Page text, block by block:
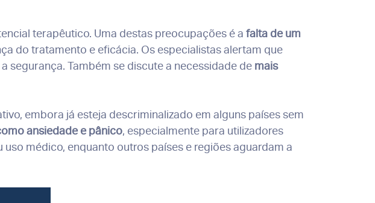
terapêutico. Uma destas preocupações é a falta de um
do tratamento e eficácia. Os especialistas alertam que
segurança. Também se discute a necessidade de mais
embora já esteja descriminalizado em alguns países sem
ansiedade e pânico, especialmente para utilizadores
uso médico, enquanto outros países e regiões aguardam a